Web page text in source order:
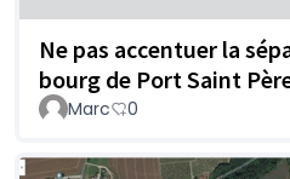
Ne pas accentuer la
bourg de Port Saint
Marc 0